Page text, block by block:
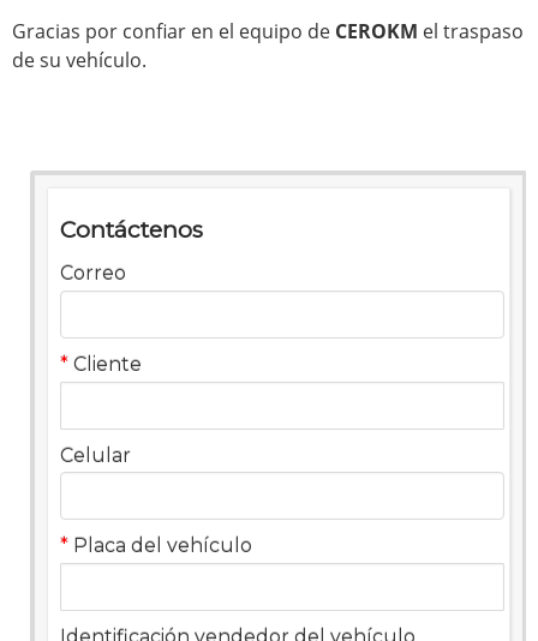
Gracias por confiar en el equipo de CEROKM el traspaso
de su vehículo.